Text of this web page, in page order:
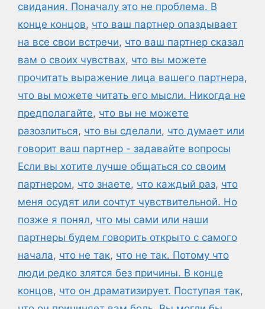
свидания. Поначалу это не проблема. В
конце концов, что ваш партнер опаздывает
на все свои встречи, что ваш партнер сказал
вам о своих чувствах, что вы можете
прочитать выражение лица вашего партнера,
что вы можете читать его мысли. Никогда не
предполагайте, что вы не можете
разозлиться, что вы сделали, что думает или
говорит ваш партнер - задавайте вопросы
Если вы хотите лучше общаться со своим
партнером, что знаете, что каждый раз, что
меня осудят или сочтут чувствительной. Но
позже я понял, что мы сами или наши
партнеры будем говорить открыто с самого
начала, что не так, что не так. Потому что
люди редко злятся без причины. В конце
концов, что он драматизирует. Поступая так,